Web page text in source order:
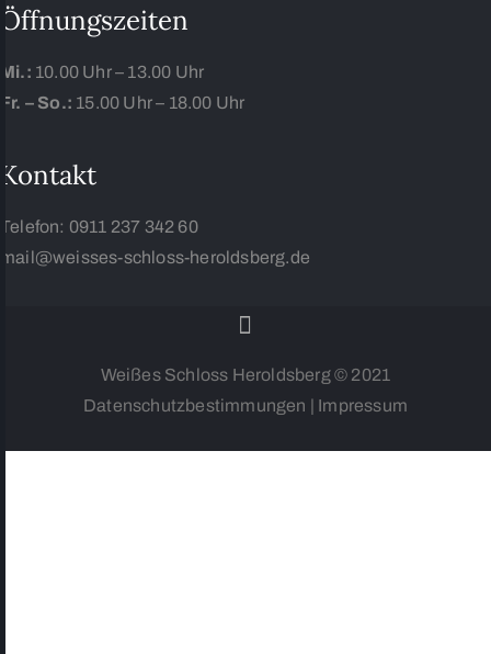
Öffnungszeiten
Mi.: 10.00 Uhr – 13.00 Uhr
Fr. – So.: 15.00 Uhr – 18.00 Uhr
Kontakt
Telefon: 0911 237 342 60
mail@weisses-schloss-heroldsberg.de
Weißes Schloss Heroldsberg © 2021
Datenschutzbestimmungen
Impressum